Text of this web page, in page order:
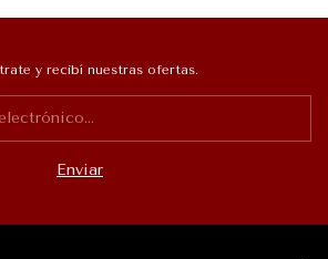
y recibí nuestras ofertas.